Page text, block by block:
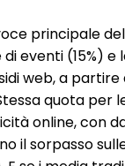
principale
eventi (15%)
web, a partire
quota per
online, con
il sorpasso